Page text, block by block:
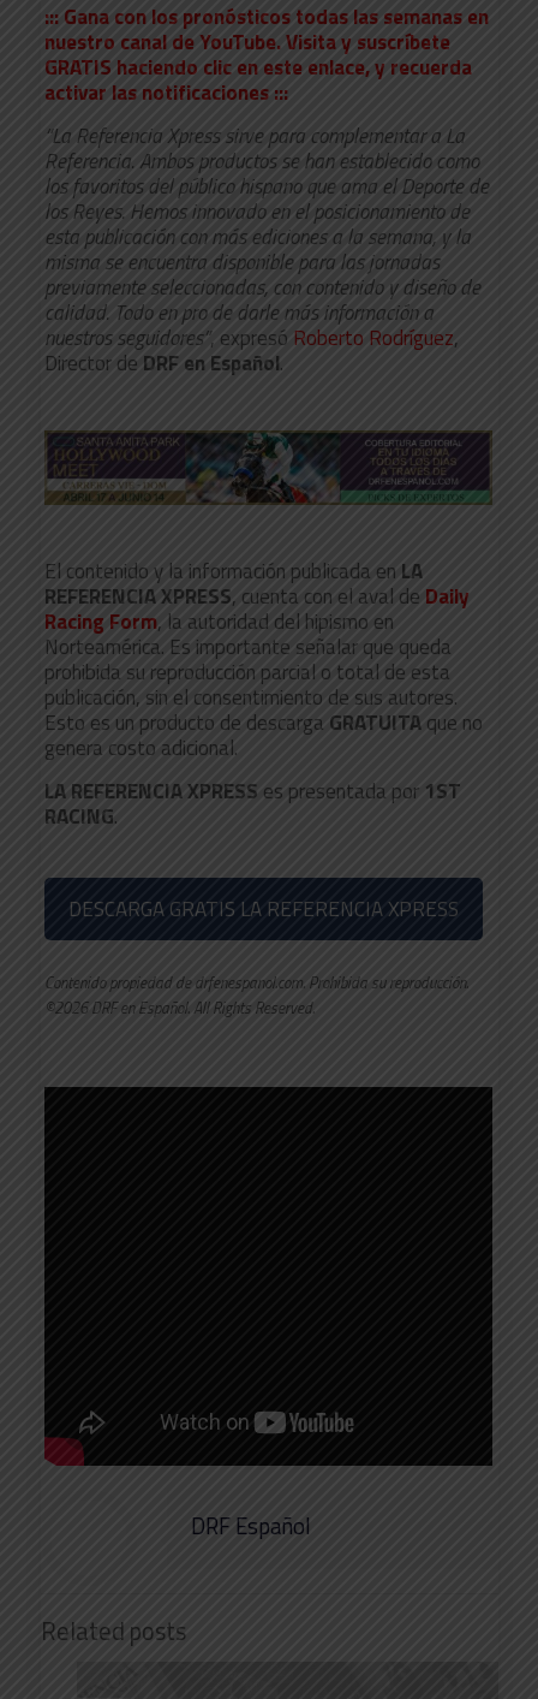
::: Gana con los pronósticos todas las semanas en
nuestro canal de YouTube. Visita y suscríbete
GRATIS haciendo clic en este enlace, y recuerda
activar las notificaciones :::
“La Referencia Xpress sirve para complementar a La
Referencia. Ambos productos se han establecido como
los favoritos del público hispano que ama el Deporte de
los Reyes. Hemos innovado en el posicionamiento de
esta publicación con más ediciones a la semana, y la
misma se encuentra disponible para las jornadas
previamente seleccionadas, con contenido y diseño de
calidad. Todo en pro de darle más información a
nuestros seguidores”, expresó Roberto Rodríguez,
Director de DRF en Español.
El contenido y la información publicada en LA
REFERENCIA XPRESS, cuenta con el aval de Daily
Racing Form, la autoridad del hipismo en
Norteamérica. Es importante señalar que queda
prohibida su reproducción parcial o total de esta
publicación, sin el consentimiento de sus autores.
Esto es un producto de descarga GRATUITAque no
genera costo adicional.
LA REFERENCIA XPRESS es presentada por 1ST
RACING.
DESCARGA GRATIS LA REFERENCIA XPRESS
Contenido propiedad de drfenespanol.com. Prohibida su reproducción.
©2026 DRF en Español. All Rights Reserved.
DRF Español
Related posts